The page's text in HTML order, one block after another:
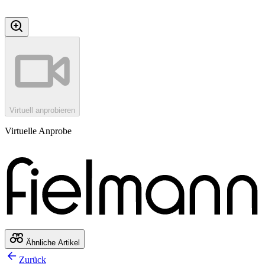
Virtuell anprobieren
Virtuelle Anprobe
Ähnliche Artikel
Zurück